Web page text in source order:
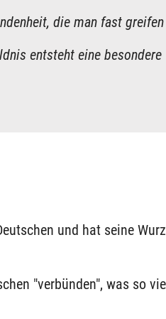
die man fast greifen
entsteht eine besondere
und hat seine
"verbünden", was so